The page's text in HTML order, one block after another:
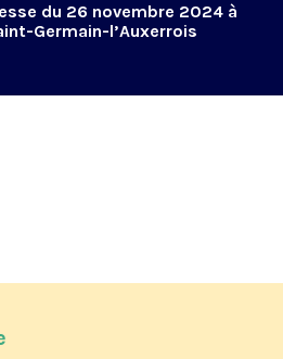
du 26 novembre 2024 à
Germain-l’Auxerrois